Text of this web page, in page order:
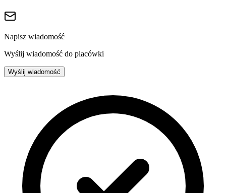
Napisz wiadomość
Wyślij wiadomość do placówki
Wyślij wiadomość